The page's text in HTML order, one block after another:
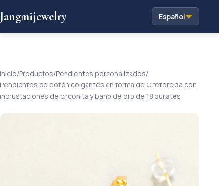
Jangmijewelry Español
Inicio/Productos/Pendientes personalizados/
Pendientes de botón colgantes en forma de C retorcida con
incrustaciones de circonita y baño de oro de 18 quilates